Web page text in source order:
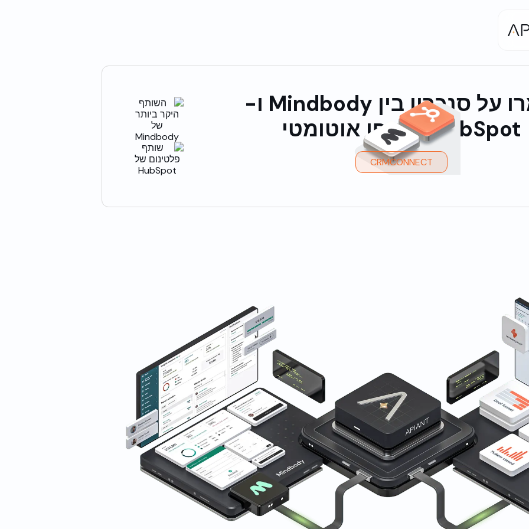
שמרו על סנכרון בין Mindbody ו-
HubSpot, באופן אוטומטי
CRMCONNECT